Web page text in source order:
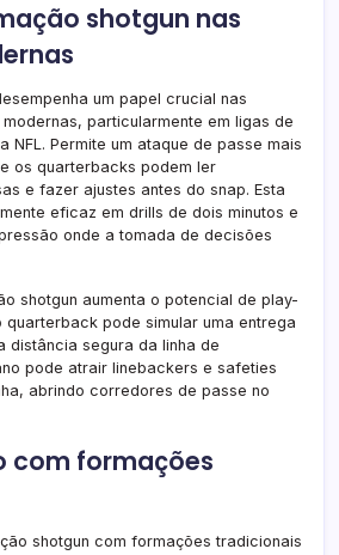
shotgun nas
um papel crucial nas
particularmente em ligas de
NFL. Permite um ataque de passe mais
os quarterbacks podem ler
e fazer ajustes antes do snap. Esta
eficaz em drills de dois minutos e
onde a tomada de decisões
shotgun aumenta o potencial de play-
quarterback pode simular uma entrega
distância segura da linha de
pode atrair linebackers e safeties
abrindo corredores de passe no
com formações
shotgun com formações tradicionais